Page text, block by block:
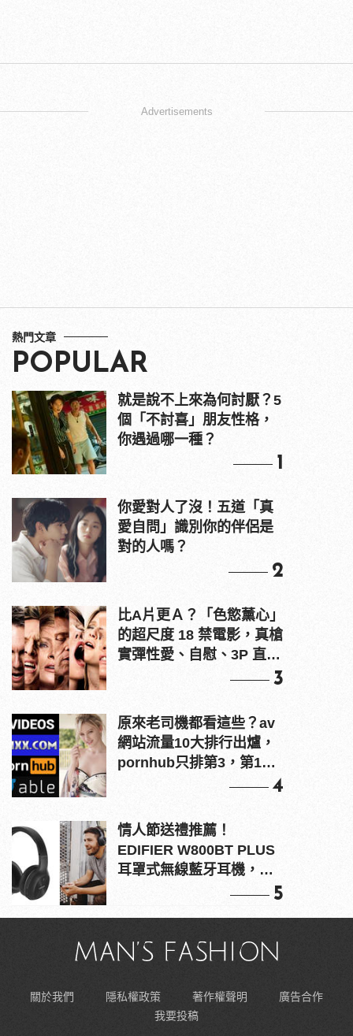
Advertisements
熱門文章
POPULAR
就是說不上來為何討厭？5
個「不討喜」朋友性格，
你遇過哪一種？
1
你愛對人了沒！五道「真
愛自問」識別你的伴侶是
對的人嗎？
2
比A片更Ａ？「色慾薰心」
的超尺度 18 禁電影，真槍
實彈性愛、自慰、3P 直接
3
原來老司機都看這些？av
網站流量10大排行出爐，
pornhub只排第3，第1名
4
情人節送禮推薦！
EDIFIER W800BT PLUS
耳罩式無線藍牙耳機，在
5
關於我們 隱私權政策 著作權聲明
廣告合作
我要投稿